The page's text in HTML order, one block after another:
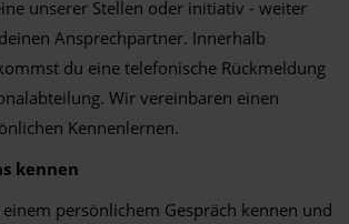
unserer Stellen oder initiativ - weiter
Ansprechpartner. Innerhalb
du eine telefonische Rückmeldung
Wir vereinbaren einen
Kennenlernen.
kennen
persönlichem Gespräch kennen und